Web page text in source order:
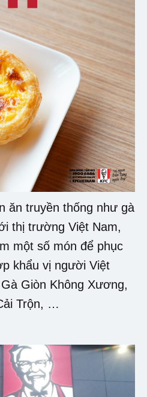
ăn truyền thống như gà
thị trường Việt Nam,
một số món để phục
khẩu vị người Việt
Giòn Không Xương,
Trộn, …